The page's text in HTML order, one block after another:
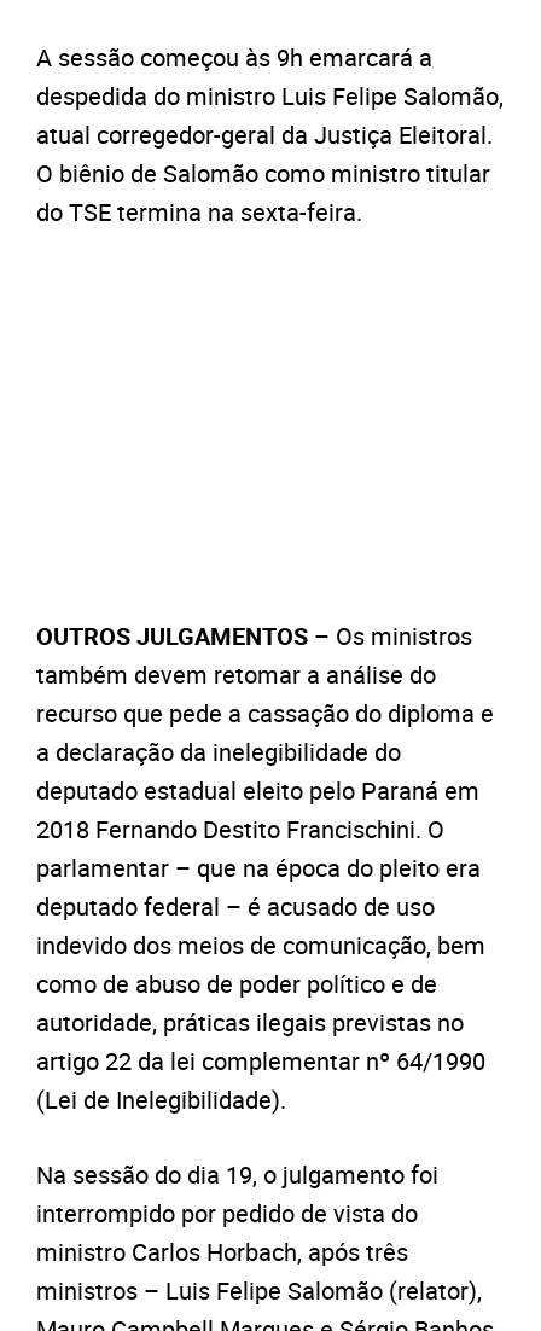
A sessão começou às 9h emarcará a
despedida do ministro Luis Felipe Salomão,
atual corregedor-geral da Justiça Eleitoral.
O biênio de Salomão como ministro titular
do TSE termina na sexta-feira.
OUTROS JULGAMENTOS – Os ministros
também devem retomar a análise do
recurso que pede a cassação do diploma e
a declaração da inelegibilidade do
deputado estadual eleito pelo Paraná em
2018 Fernando Destito Francischini. O
parlamentar – que na época do pleito era
deputado federal – é acusado de uso
indevido dos meios de comunicação, bem
como de abuso de poder político e de
autoridade, práticas ilegais previstas no
artigo 22 da lei complementar nº 64/1990
(Lei de Inelegibilidade).
Na sessão do dia 19, o julgamento foi
interrompido por pedido de vista do
ministro Carlos Horbach, após três
ministros – Luis Felipe Salomão (relator),